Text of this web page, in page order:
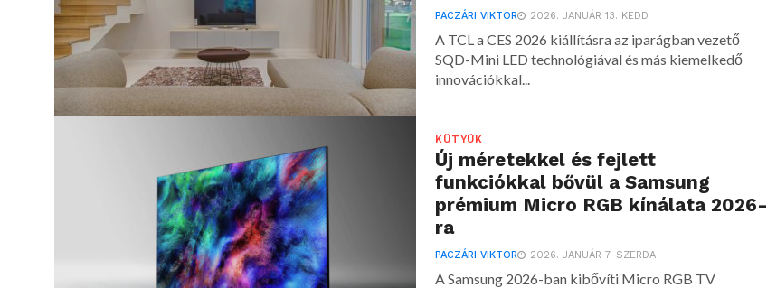
PACZÁRI VIKTOR 2026. JANUÁR 13. KEDD
A TCL a CES 2026 kiállításra az iparágban vezető
SQD-Mini LED technológiával és más kiemelkedő
innovációkkal...
KÜTYÜK
Új méretekkel és fejlett
funkciókkal bővül a Samsung
prémium Micro RGB kínálata 2026-
ra
PACZÁRI VIKTOR 2026. JANUÁR 7. SZERDA
A Samsung 2026-ban kibővíti Micro RGB TV